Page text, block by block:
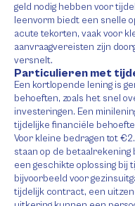
geld nodig hebben voor
leenvorm biedt een snelle
acute tekorten, vaak voor
aanvraagvereisten zijn
versnelt.
Particulieren met
Een kortlopende lening is
behoeften, zoals het snel
investeringen. Een
tijdelijke financiële
Voor kleine bedragen tot
staan op de betaalrekening
een geschikte oplossing bij
bijvoorbeeld voor
tijdelijk contract, een